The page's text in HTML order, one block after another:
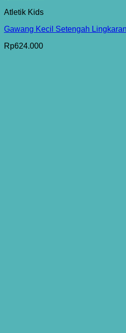
Atletik Kids
Gawang Kecil Setengah
Rp624.000